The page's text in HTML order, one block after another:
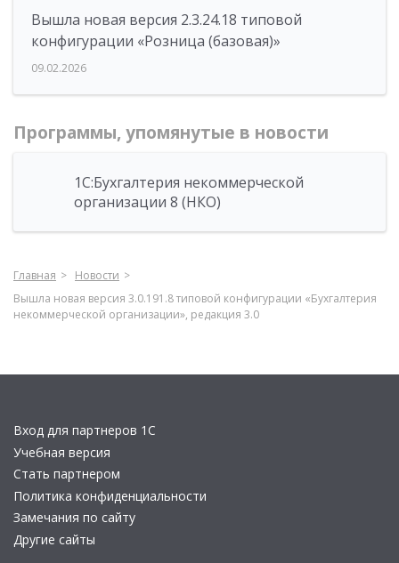
Вышла новая версия 2.3.24.18 типовой
конфигурации «Розница (базовая)»
09.02.2026
Программы, упомянутые в новости
1С:Бухгалтерия некоммерческой
организации 8 (НКО)
Главная
Новости
Вышла новая версия 3.0.191.8 типовой конфигурации «Бухгалтерия
некоммерческой организации», редакция 3.0
Вход для партнеров 1С
Учебная версия
Стать партнером
Политика конфиденциальности
Замечания по сайту
Другие сайты